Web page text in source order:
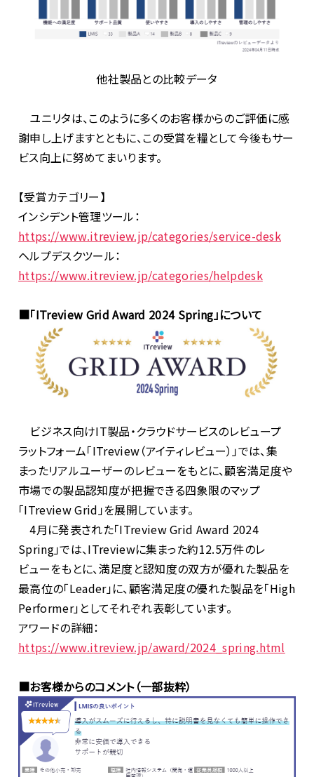
他社製品との比較データ
ユニリタは、このように多くのお客様からのご評価に感
謝申し上げますとともに、この受賞を糧として今後もサー
ビス向上に努めてまいります。
【受賞カテゴリー】
インシデント管理ツール：
https://www.itreview.jp/categories/service-desk
ヘルプデスクツール：
https://www.itreview.jp/categories/helpdesk
■「ITreview Grid Award 2024 Spring」について
ビジネス向けIT製品・クラウドサービスのレビュープ
ラットフォーム「ITreview（アイティレビュー）」では、集
まったリアルユーザーのレビューをもとに、顧客満足度や
市場での製品認知度が把握できる四象限のマップ
「ITreview Grid」を展開しています。
4月に発表された「ITreview Grid Award 2024
Spring」では、ITreviewに集まった約12.5万件のレ
ビューをもとに、満足度と認知度の双方が優れた製品を
最高位の「Leader」に、顧客満足度の優れた製品を「High
Performer」としてそれぞれ表彰しています。
アワードの詳細：
https://www.itreview.jp/award/2024_spring.html
■お客様からのコメント（一部抜粋）